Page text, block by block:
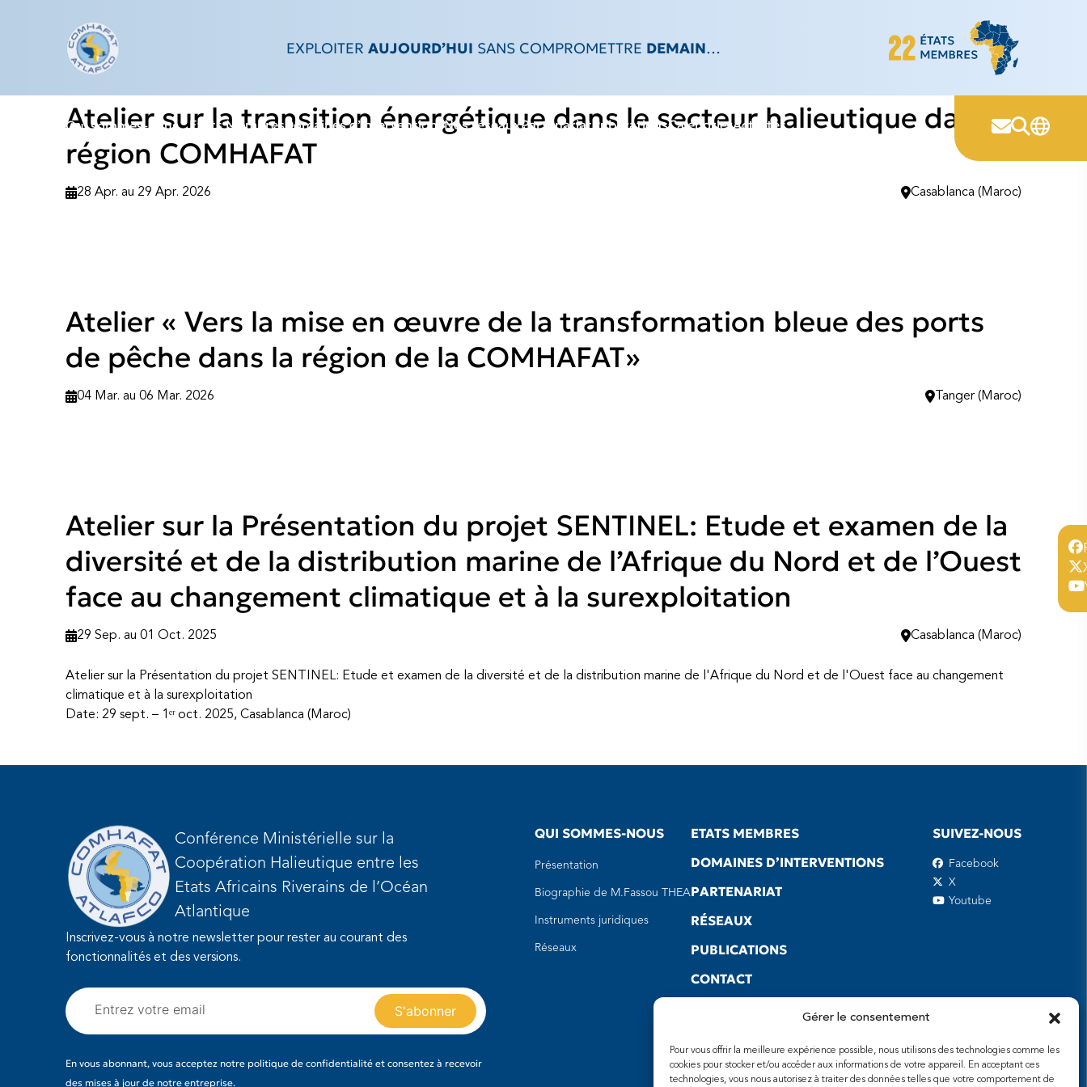
Gérer le consentement
Pour vous offrir la meilleure expérience possible, nous utilisons des technologies comme les
cookies pour stocker et/ou accéder aux informations de votre appareil. En acceptant ces
technologies, vous nous autorisez à traiter des données telles que votre comportement de
EXPLOITER AUJOURD’HUI SANS COMPROMETTRE DEMAIN…
Qui sommes-nous Etats MembresDomaines d’interventionsNos réseauxPartenariatPublicationsCalendrierActivités
Type d'événement :Atelier
Atelier sur la transition énergétique dans le secteur halieutique dans la
région COMHAFAT
28 Apr. au 29 Apr. 2026 Casablanca (Maroc)
Atelier « Vers la mise en œuvre de la transformation bleue des ports
de pêche dans la région de la COMHAFAT»
04 Mar. au 06 Mar. 2026 Tanger (Maroc)
Atelier sur la Présentation du projet SENTINEL: Etude et examen de la
diversité et de la distribution marine de l’Afrique du Nord et de l’Ouest
face au changement climatique et à la surexploitation
29 Sep. au 01 Oct. 2025 Casablanca (Maroc)
Atelier sur la Présentation du projet SENTINEL: Etude et examen de la diversité et de la distribution marine de l'Afrique du Nord et de l'Ouest face au changement
climatique et à la surexploitation
Date: 29 sept. – 1ᵉʳ oct. 2025, Casablanca (Maroc)
Conférence Ministérielle sur la
Coopération Halieutique entre les
Etats Africains Riverains de l’Océan
Atlantique
Inscrivez-vous à notre newsletter pour rester au courant des
fonctionnalités et des versions.
En vous abonnant, vous acceptez notre politique de confidentialité et consentez à recevoir
des mises à jour de notre entreprise.
QUI SOMMES-NOUS
Présentation
Biographie de M.Fassou THEA
Instruments juridiques
Réseaux
ETATS MEMBRES
DOMAINES D’INTERVENTIONS
PARTENARIAT
RÉSEAUX
PUBLICATIONS
CONTACT
SUIVEZ-NOUS
Facebook
X
Youtube